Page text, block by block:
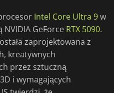
Intel Core Ultra 9w
NVIDIA GeForce RTX 5090.
zaprojektowana z
kreatywnych
przez sztuczną
i wymagających